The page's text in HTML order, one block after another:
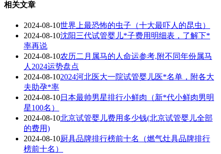
相关文章
2024-08-10世界上最恐怖的虫子（十大最吓人的昆虫）
2024-08-10沈阳三代试管婴儿*子费用明细表，了解下*
率再说
2024-08-10农历二月属马的人命运参考,附不同年份属马
人2024运势盘点
2024-08-102024河北医大一院试管婴儿医*名单，附各大
夫助孕*率
2024-08-10日本最帅男星排行小鲜肉（新*代小鲜肉男明
星100名）
2024-08-10北京试管婴儿费用多少钱(北京试管婴儿全部
的费用)
2024-08-10厨具品牌排行榜前十名（燃气灶具品牌排行
榜前十名）